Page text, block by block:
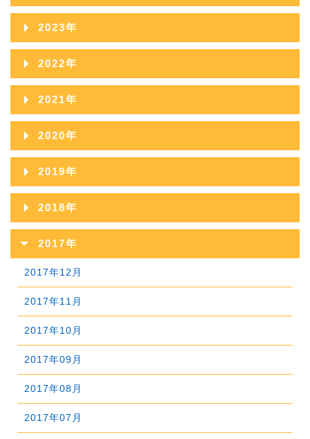
2026年06月
2026年05月
2026年04月
2026年03月
2026年02月
2026年01月
2025年11月
2025年10月
2025年09月
2025年08月
2025年07月
2025年06月
2025年05月
2025年03月
2025年02月
2025年01月
2024年12月
2024年11月
2024年10月
2024年09月
2024年08月
2024年07月
2024年06月
2024年05月
2023年
2023年12月
2023年11月
2023年10月
2023年09月
2023年08月
2023年07月
2023年06月
2023年05月
2023年04月
2023年03月
2023年02月
2023年01月
2022年
2022年12月
2022年11月
2022年10月
2022年09月
2022年08月
2022年07月
2022年06月
2022年05月
2022年04月
2022年03月
2022年02月
2022年01月
2021年
2021年12月
2021年11月
2021年10月
2021年09月
2021年08月
2021年07月
2021年06月
2021年05月
2021年04月
2021年03月
2021年02月
2020年
2020年12月
2020年11月
2020年10月
2020年09月
2020年08月
2020年07月
2020年06月
2020年05月
2020年04月
2020年03月
2019年
2019年12月
2019年11月
2019年10月
2019年09月
2019年08月
2019年07月
2019年06月
2019年05月
2019年04月
2018年
2018年12月
2017年
2017年12月
2017年11月
2017年10月
2017年09月
2017年08月
2017年07月